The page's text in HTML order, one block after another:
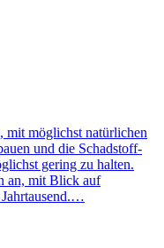
mit möglichst natürlichen
und die Schadstoff-
gering zu halten.
an, mit Blick auf